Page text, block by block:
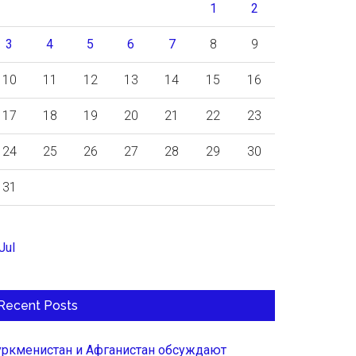
1 2
3 4 5 6 7 8 9
10 11 12 13 14 15 16
17 18 19 20 21 22 23
24 25 26 27 28 29 30
31
Posts
и Афганистан обсуждают